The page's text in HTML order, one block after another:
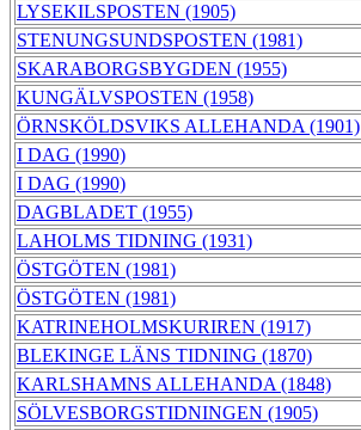
LYSEKILSPOSTEN (1905)
STENUNGSUNDSPOSTEN (1981)
SKARABORGSBYGDEN (1955)
KUNGÄLVSPOSTEN (1958)
ÖRNSKÖLDSVIKS ALLEHANDA (1901)
I DAG (1990)
I DAG (1990)
DAGBLADET (1955)
LAHOLMS TIDNING (1931)
ÖSTGÖTEN (1981)
ÖSTGÖTEN (1981)
KATRINEHOLMSKURIREN (1917)
BLEKINGE LÄNS TIDNING (1870)
KARLSHAMNS ALLEHANDA (1848)
SÖLVESBORGSTIDNINGEN (1905)